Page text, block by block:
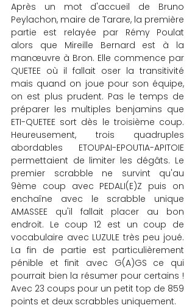
Après un mot d'accueil de Bruno
Peylachon, maire de Tarare, la première
partie est relayée par Rémy Poulat
alors que Mireille Bernard est à la
manœuvre à Bron. Elle commence par
QUETEE où il fallait oser la transitivité
mais quand on joue pour son équipe,
on est plus prudent. Pas le temps de
préparer les multiples benjamins que
ETI-QUETEE sort dès le troisième coup.
Heureusement, trois quadruples
abordables ETOUPAI-EPOUTIA-APITOIE
permettaient de limiter les dégâts. Le
premier scrabble ne survint qu'au
9ème coup avec PEDALI(E)Z puis on
enchaîne avec le scrabble unique
AMASSEE qu'il fallait placer au bon
endroit. Le coup 12 est un coup de
vocabulaire avec LUZULE très peu joué.
La fin de partie est particulièrement
pénible et finit avec G(A)GS ce qui
pourrait bien la résumer pour certains !
Avec 23 coups pour un petit top de 859
points et deux scrabbles uniquement.